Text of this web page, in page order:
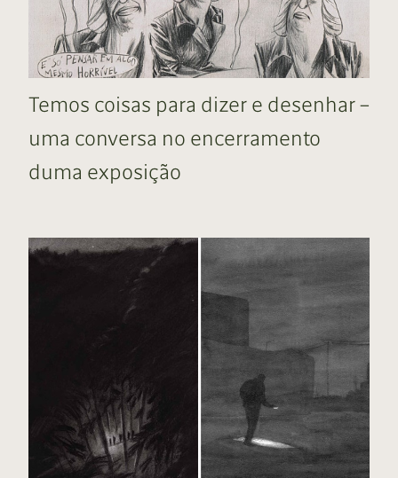
Temos coisas para dizer e desenhar –
uma conversa no encerramento
duma exposição